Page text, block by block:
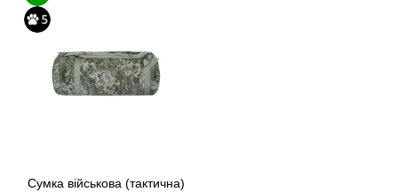
Сумка військова (тактична)